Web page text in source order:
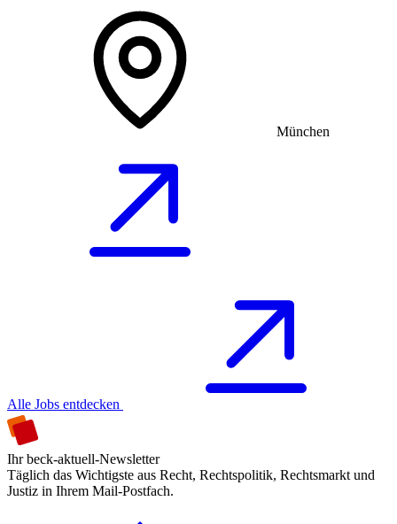
München
Alle Jobs entdecken
Ihr beck-aktuell-Newsletter
Täglich das Wichtigste aus Recht, Rechtspolitik, Rechtsmarkt und
Justiz in Ihrem Mail-Postfach.